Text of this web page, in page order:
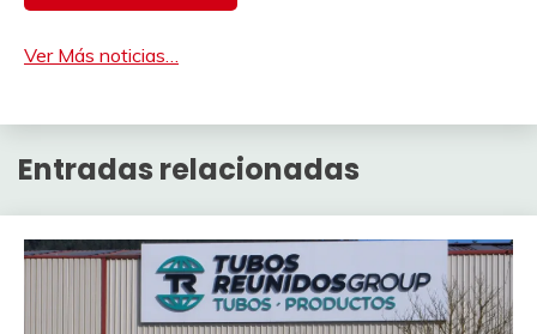
Ver Más noticias…
Entradas relacionadas